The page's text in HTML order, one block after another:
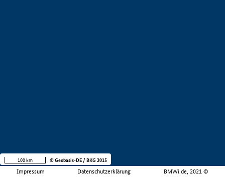
Impressum Datenschutzerklärung BMWi.de, 2021 ©
100 km © Geobasis-DE / BKG 2015